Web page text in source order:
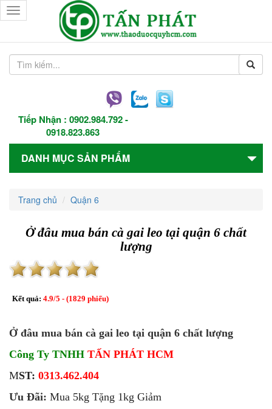
Tiếp Nhận : 0902.984.792-
0918.823.863
Toggle
navigation
DANH MỤC SẢN PHẨM
Trang chủ Quận 6
Ở đâu mua bán cà gai leo tại quận 6 chất
lượng
Kết quả: 4.9/5 - (1829 phiếu)
Ở đâu mua bán cà gai leo tại quận 6 chất lượng
Công Ty TNHH TẤN PHÁT HCM
MST: 0313.462.404
Ưu Đãi: Mua 5kg Tặng 1kg Giảm